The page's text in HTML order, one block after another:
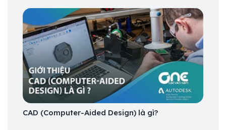
CAD (Computer-Aided Design) là gì?